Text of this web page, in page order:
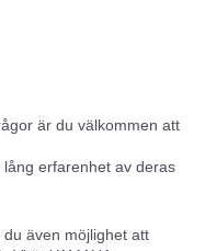
är du välkommen att
erfarenhet av deras
även möjlighet att